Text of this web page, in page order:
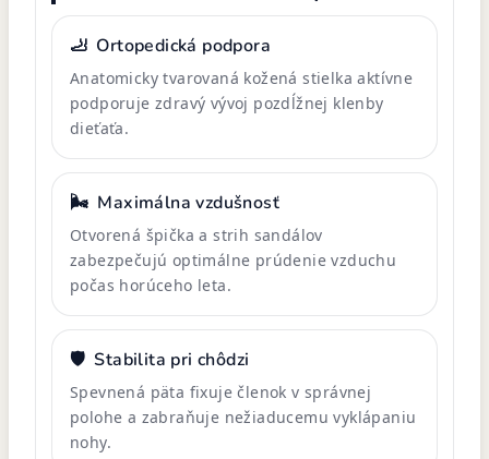
🦶 Ortopedická podpora
Anatomicky tvarovaná kožená stielka aktívne
podporuje zdravý vývoj pozdĺžnej klenby
dieťaťa.
🌬️ Maximálna vzdušnosť
Otvorená špička a strih sandálov
zabezpečujú optimálne prúdenie vzduchu
počas horúceho leta.
🛡️ Stabilita pri chôdzi
Spevnená päta fixuje členok v správnej
polohe a zabraňuje nežiaducemu vyklápaniu
nohy.